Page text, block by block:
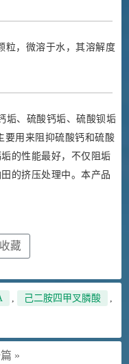
粒，微溶于水，其溶解度
垢、硫酸钙垢、硫酸钡垢
要用来阻抑硫酸钙和硫酸
的性能最好，不仅阻垢
的挤压处理中。本产品
收藏
, 己二胺四甲叉膦酸 ,
»